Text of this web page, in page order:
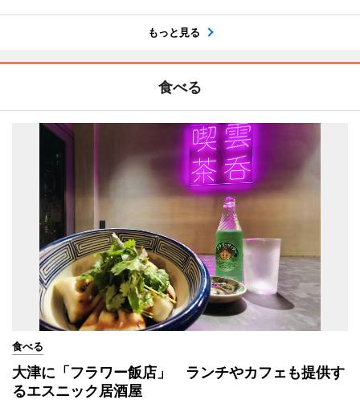
もっと見る
食べる
食べる
大津に「フラワー飯店」 ランチやカフェも提供す
るエスニック居酒屋